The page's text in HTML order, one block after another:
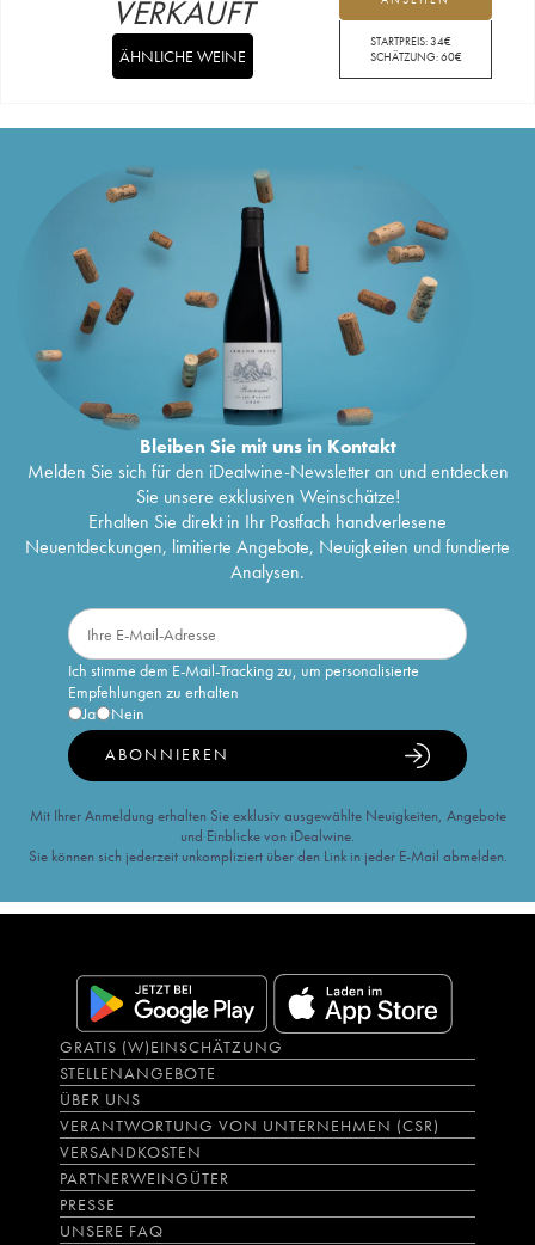
STARTPREIS:34€
SCHÄTZUNG:60€
VERKAUFT
ÄHNLICHE WEINE
Bleiben Sie mit uns in Kontakt
Melden Sie sich für den iDealwine-Newsletter an und entdecken
Sie unsere exklusiven Weinschätze!
Erhalten Sie direkt in Ihr Postfach handverlesene
Neuentdeckungen, limitierte Angebote, Neuigkeiten und fundierte
Analysen.
Ich stimme dem E-Mail-Tracking zu, um personalisierte
Empfehlungen zu erhalten
Ja
Nein
ABONNIEREN
Mit Ihrer Anmeldung erhalten Sie exklusiv ausgewählte Neuigkeiten, Angebote
und Einblicke von iDealwine.
Sie können sich jederzeit unkompliziert über den Link in jeder E-Mail abmelden.
GRATIS (W)EINSCHÄTZUNG
STELLENANGEBOTE
ÜBER UNS
VERANTWORTUNG VON UNTERNEHMEN (CSR)
VERSANDKOSTEN
PARTNERWEINGÜTER
PRESSE
UNSERE FAQ